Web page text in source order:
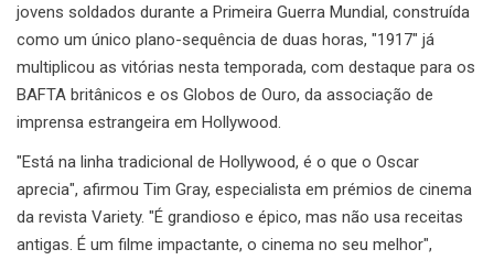
jovens soldados durante a Primeira Guerra Mundial, construída
como um único plano-sequência de duas horas, "1917" já
multiplicou as vitórias nesta temporada, com destaque para os
BAFTA britânicos e os Globos de Ouro, da associação de
imprensa estrangeira em Hollywood.
"Está na linha tradicional de Hollywood, é o que o Oscar
aprecia", afirmou Tim Gray, especialista em prémios de cinema
da revista Variety. "É grandioso e épico, mas não usa receitas
antigas. É um filme impactante, o cinema no seu melhor",